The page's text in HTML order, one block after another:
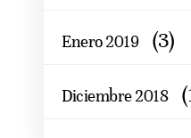
Enero 2019 (3)
Diciembre 2018